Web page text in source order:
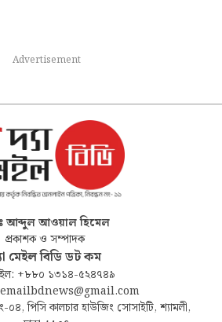
Advertisement
আব্দুল আওয়াল হিমেল
প্রকাশক ও সম্পাদক
মেইল বিডি ডট কম
+৮৮০ ১৩১৪-৫২৪৭৪৯
পিসি কালচার হাউজিং সোসাইটি, শ্যামলী,